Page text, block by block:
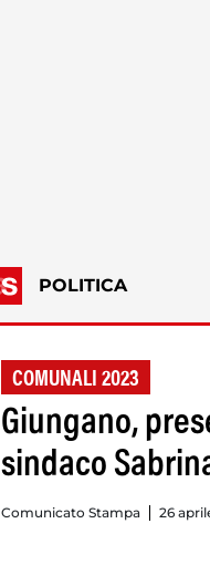
POLITICA
COMUNALI 2023
Giungano,
sindaco
Comunicato Stampa 26